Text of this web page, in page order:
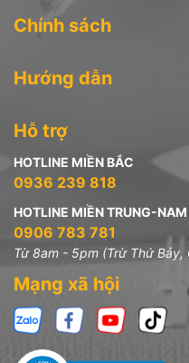
Chính sách
Hướng dẫn
Hỗ trợ
HOTLINE MIỀN BẮC
0936 239 818
HOTLINE MIỀN TRUNG-NAM
0906 783 781
Từ 8am - 5pm (Trừ Thứ Bảy,
Mạng xã hội